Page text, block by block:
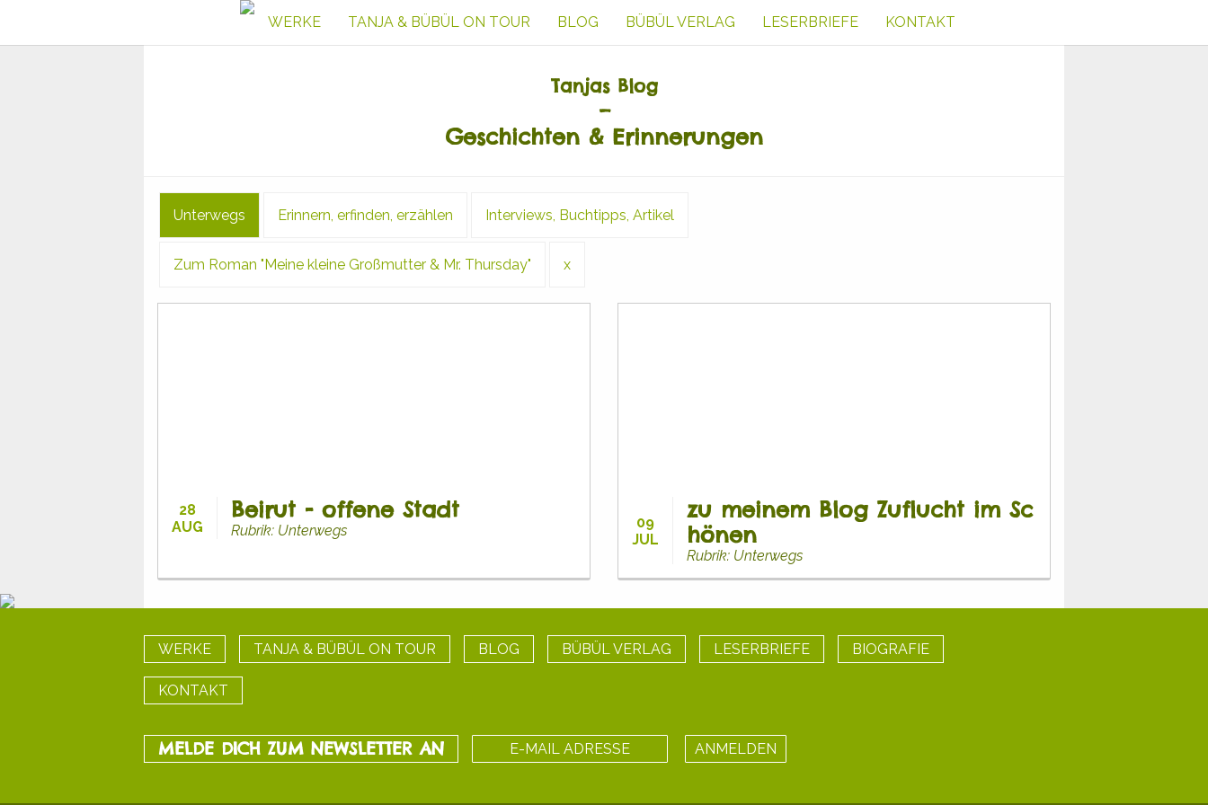
WERKE TANJA & BÜBÜL ON TOUR BLOG BÜBÜL VERLAG LESERBRIEFE KONTAKT
Tanjas Blog
–
Geschichten & Erinnerungen
Unterwegs Erinnern, erfinden, erzählen Interviews, Buchtipps, Artikel
Zum Roman "Meine kleine Großmutter & Mr. Thursday" x
28
AUG
Beirut - offene Stadt
Rubrik: Unterwegs
09
JUL
zu meinem Blog Zuflucht im Sc
hönen
Rubrik: Unterwegs
WERKE TANJA & BÜBÜL ON TOUR BLOG BÜBÜL VERLAG LESERBRIEFE BIOGRAFIE
KONTAKT
MELDE DICH ZUM NEWSLETTER AN